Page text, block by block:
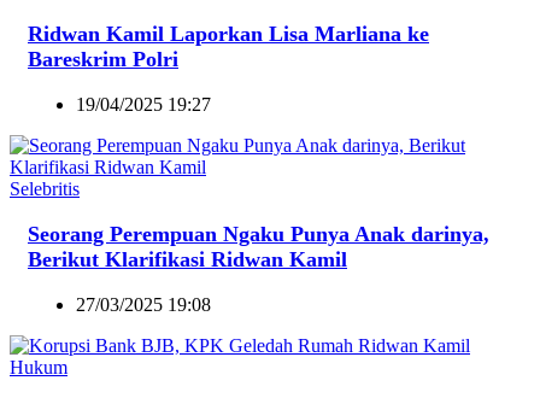
Ridwan Kamil Laporkan Lisa Marliana ke
Bareskrim Polri
19/04/2025 19:27
Selebritis
Seorang Perempuan Ngaku Punya Anak darinya,
Berikut Klarifikasi Ridwan Kamil
27/03/2025 19:08
Hukum